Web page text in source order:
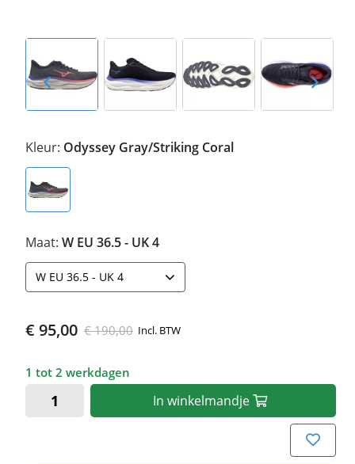
Kleur: Odyssey Gray/Striking Coral
Maat: W EU 36.5 - UK 4
W EU 36.5 - UK 4
€ 190,00
€ 95,00 Incl. BTW
1 tot 2 werkdagen
In winkelmandje